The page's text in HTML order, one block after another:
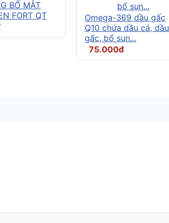
BỔ MẮT
FORT QT
Omega-369 dầu gấc
Q10 chứa dầu cá, dầu
gấc, bổ sun...
75.000đ